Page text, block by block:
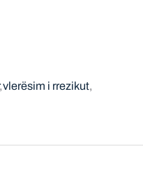
vlerësim i rrezikut